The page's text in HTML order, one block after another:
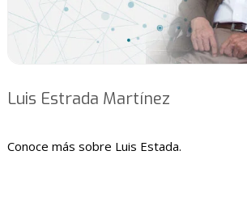
Luis Estrada Martínez
Conoce más sobre Luis Estada.